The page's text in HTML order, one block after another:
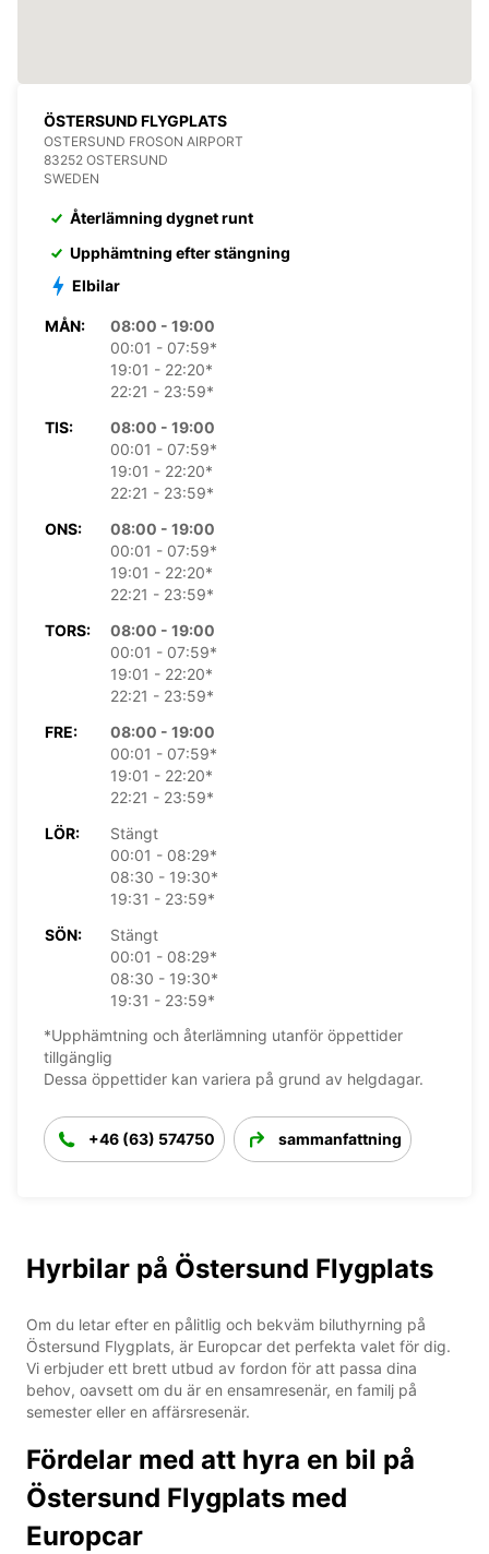
ÖSTERSUND FLYGPLATS
OSTERSUND FROSON AIRPORT
83252 OSTERSUND
SWEDEN
Återlämning dygnet runt
Upphämtning efter stängning
Elbilar
MÅN:
08:00 - 19:00
00:01 - 07:59*
19:01 - 22:20*
22:21 - 23:59*
TIS:
08:00 - 19:00
00:01 - 07:59*
19:01 - 22:20*
22:21 - 23:59*
ONS:
08:00 - 19:00
00:01 - 07:59*
19:01 - 22:20*
22:21 - 23:59*
TORS:
08:00 - 19:00
00:01 - 07:59*
19:01 - 22:20*
22:21 - 23:59*
FRE:
08:00 - 19:00
00:01 - 07:59*
19:01 - 22:20*
22:21 - 23:59*
LÖR:
Stängt
00:01 - 08:29*
08:30 - 19:30*
19:31 - 23:59*
SÖN:
Stängt
00:01 - 08:29*
08:30 - 19:30*
19:31 - 23:59*
*Upphämtning och återlämning utanför öppettider
tillgänglig
Dessa öppettider kan variera på grund av helgdagar.
+46 (63) 574750 sammanfattning
Hyrbilar på Östersund Flygplats
Om du letar efter en pålitlig och bekväm biluthyrning på
Östersund Flygplats, är Europcar det perfekta valet för dig.
Vi erbjuder ett brett utbud av fordon för att passa dina
behov, oavsett om du är en ensamresenär, en familj på
semester eller en affärsresenär.
Fördelar med att hyra en bil på
Östersund Flygplats med
Europcar